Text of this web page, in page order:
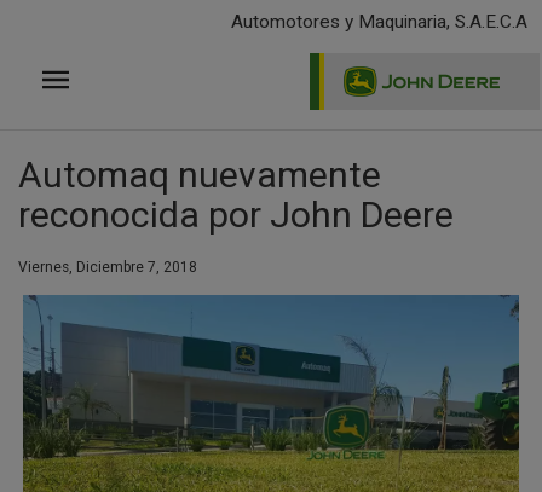
principal
Automotores y Maquinaria, S.A.E.C.A
Automaq nuevamente
reconocida por John Deere
Viernes, Diciembre 7, 2018